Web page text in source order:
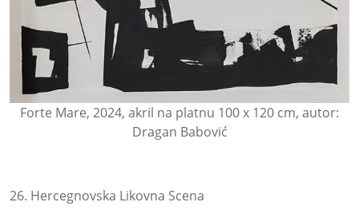
Forte Mare, 2024, akril na platnu 100 x 120 cm, autor:
Dragan Babović
26. Hercegnovska Likovna Scena